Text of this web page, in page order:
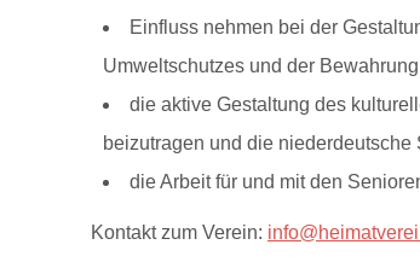
Einfluss nehmen bei der
Umweltschutzes und der
die aktive Gestaltung des
beizutragen und die niederdeutsche
die Arbeit für und mit den
Kontakt zum Verein: